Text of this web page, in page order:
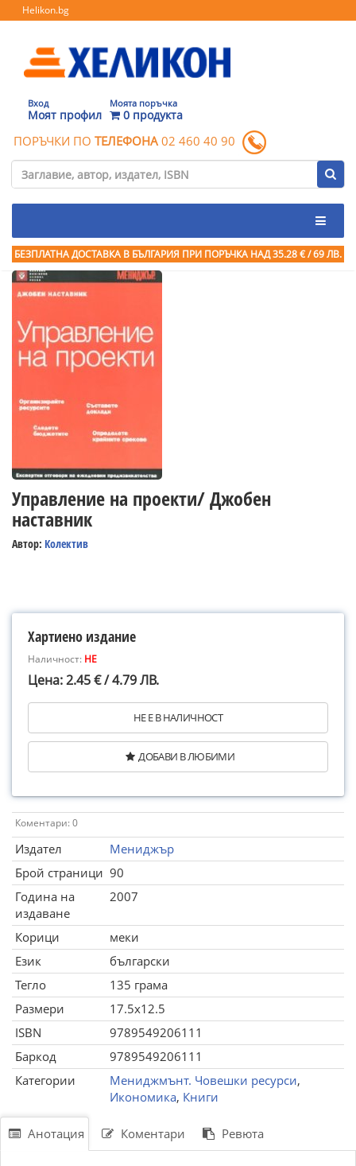
Helikon.bg
Вход
Моят профил
Моята поръчка
0 продукта
ПОРЪЧКИ ПО ТЕЛЕФОНА 02 460 40 90
БЕЗПЛАТНА ДОСТАВКА В БЪЛГАРИЯ ПРИ ПОРЪЧКА НАД 35.28 € / 69 ЛВ.
Управление на проекти/ Джобен
наставник
Автор: Колектив
Хартиено издание
Наличност: НЕ
Цена: 2.45 € / 4.79 ЛВ.
НЕ Е В НАЛИЧНОСТ
ДОБАВИ В ЛЮБИМИ
Коментари: 0
Издател
Мениджър
Брой страници 90
Година на
издаване
2007
Корици
меки
Език
български
Тегло
135 грама
Размери
17.5x12.5
ISBN
9789549206111
Баркод
9789549206111
Категории
Мениджмънт. Човешки ресурси,
Икономика, Книги
Анотация Коментари Ревюта